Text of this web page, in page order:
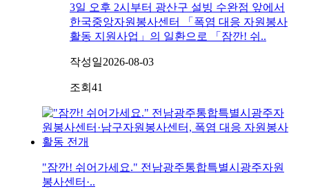
3일 오후 2시부터 광산구 설빙 수완점 앞에서
한국중앙자원봉사센터 「폭염 대응 자원봉사
활동 지원사업」의 일환으로 「잠깐! 쉬..
작성일2026-08-03
조회 41
"잠깐! 쉬어가세요." 전남광주통합특별시광주자원
봉사센터·..